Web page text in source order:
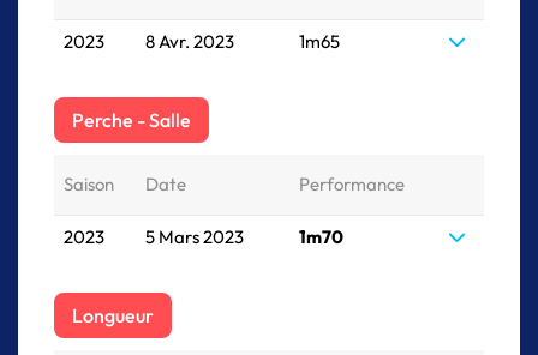
2023 8 Avr. 2023 1m65
Perche - Salle
Saison Date Performance
2023 5 Mars 2023 1m70
Longueur